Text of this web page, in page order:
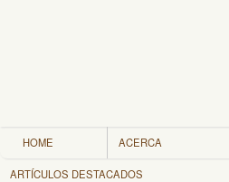
HOME ACERCA
ARTÍCULOS DESTACADOS